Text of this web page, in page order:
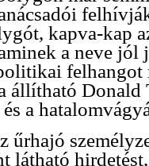
kapva-kap
a neve
felhangot
állítható
a
űrhajó
látható